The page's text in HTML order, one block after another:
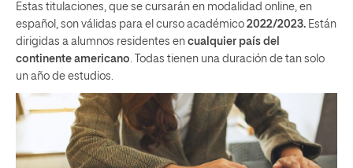
Estas titulaciones, que se cursarán en modalidad online, en
español, son válidas para el curso académico 2022/2023. Están
dirigidas a alumnos residentes en cualquier país del
continente americano . Todas tienen una duración de tan solo
un año de estudios.